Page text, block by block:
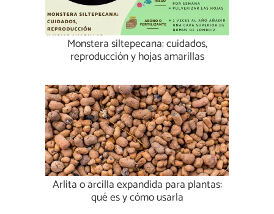
Monstera siltepecana: cuidados,
reproducción y hojas amarillas
Arlita o arcilla expandida para plantas:
qué es y cómo usarla